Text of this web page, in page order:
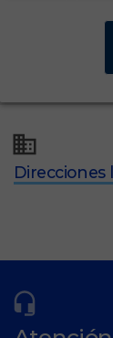
Direcciones